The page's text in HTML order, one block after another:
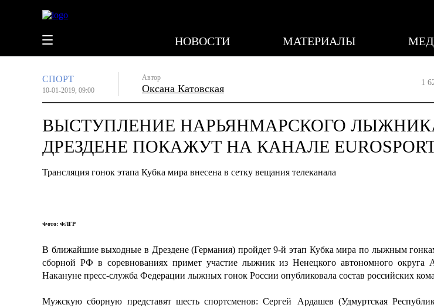
НОВОСТИ МАТЕРИАЛЫ
СПОРТ
10-01-2019, 09:00
Автор
Оксана Катовская
1
ВЫСТУПЛЕНИЕ НАРЬЯНМАРСКОГО
ДРЕЗДЕНЕ ПОКАЖУТ НА КАНАЛЕ
Трансляция гонок этапа Кубка мира внесена в сетку вещания телеканала
Фото: ФЛГР
В ближайшие выходные в Дрездене (Германия) пройдет 9-й этап Кубка мира по лыжным
сборной РФ в соревнованиях примет участие лыжник из Ненецкого автономного округа
Накануне пресс-служба Федерации лыжных гонок России опубликовала состав российских
Мужскую сборную представят шесть спортсменов:Сергей Ардашев (Удмуртская